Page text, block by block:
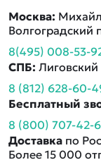
Москва:
Волгоградский
8(495) 008-53-
СПБ: Лиговский
8 (812) 628-60-
Бесплатный
8 (800) 707-42-
Доставка по
Более 15 000